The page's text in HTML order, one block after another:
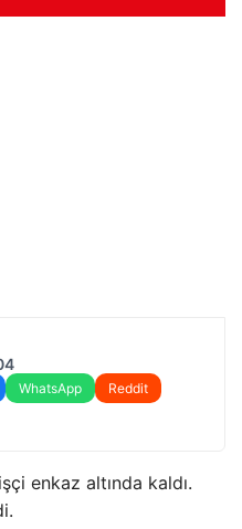
WhatsApp
Reddit
enkaz altında kaldı.